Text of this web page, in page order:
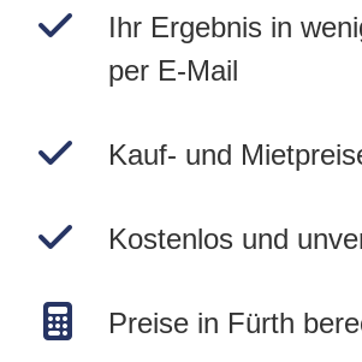
Ihr Ergebnis in
per E-Mail
Kauf- und
Kostenlos und
Preise in Fürth